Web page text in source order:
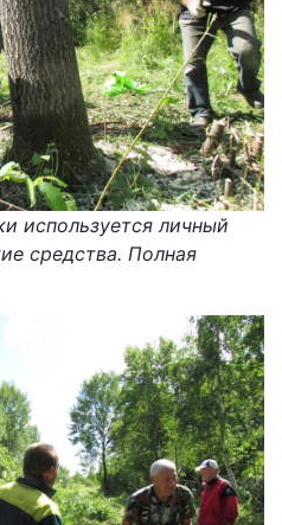
используется личный
средства. Полная